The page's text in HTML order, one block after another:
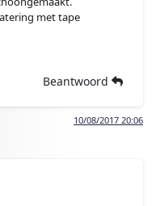
met tape
Beantwoord
10/08/2017 20:06